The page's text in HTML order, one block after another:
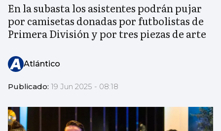
En la subasta los asistentes podrán pujar
por camisetas donadas por futbolistas de
Primera División y por tres piezas de arte
Atlántico
Publicado: 19 Jun 2025 - 08:18